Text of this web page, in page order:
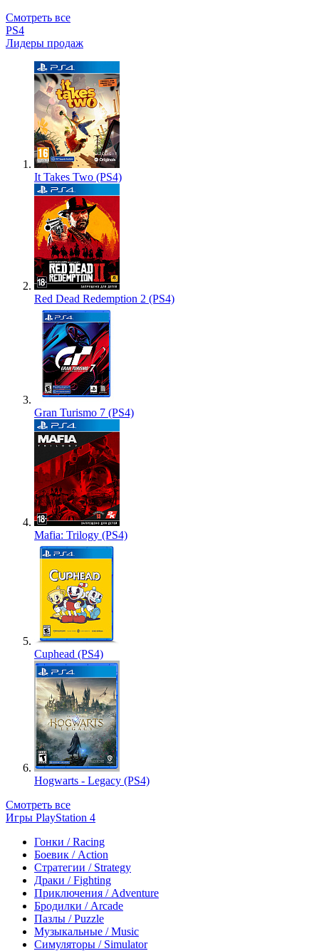
Смотреть все
PS4
Лидеры продаж
It Takes Two (PS4)
Red Dead Redemption 2 (PS4)
Gran Turismo 7 (PS4)
Mafia: Trilogy (PS4)
Cuphead (PS4)
Hogwarts - Legacy (PS4)
Смотреть все
Игры PlayStation 4
Гонки / Racing
Боевик / Action
Стратегии / Strategy
Драки / Fighting
Приключения / Adventure
Бродилки / Arcade
Пазлы / Puzzle
Музыкальные / Music
Симуляторы / Simulator